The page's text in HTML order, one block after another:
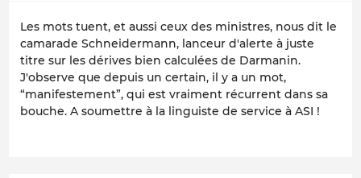
Les mots tuent, et aussi ceux des ministres, nous dit le
camarade Schneidermann, lanceur d'alerte à juste
titre sur les dérives bien calculées de Darmanin.
J'observe que depuis un certain, il y a un mot,
“manifestement”, qui est vraiment récurrent dans sa
bouche. A soumettre à la linguiste de service à ASI !